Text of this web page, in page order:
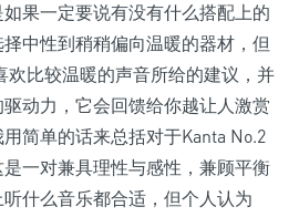
果一定要说有没有什么搭配上的
中性到稍稍偏向温暖的器材，但
欢比较温暖的声音所给的建议，并
动力，它会回馈给你越让人激赏
简单的话来总括对于Kanta No.2
一对兼具理性与感性，兼顾平衡
什么音乐都合适，但个人认为